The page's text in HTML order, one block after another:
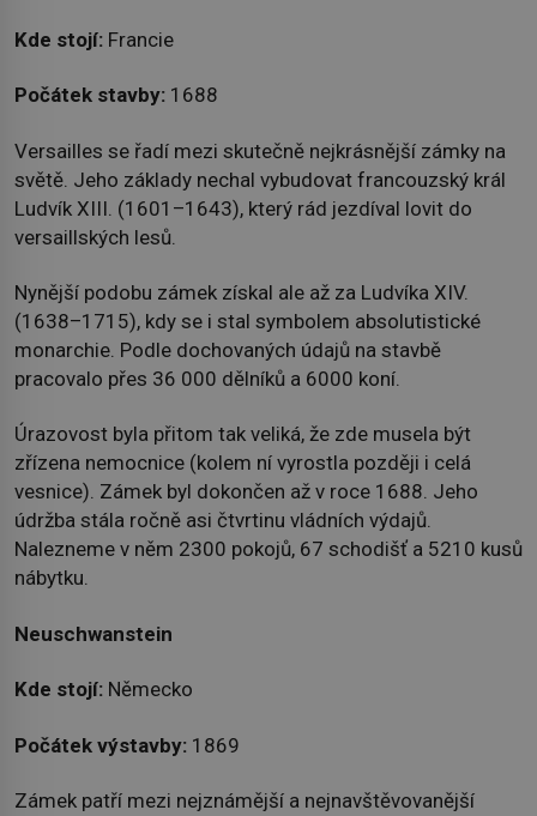
Kde stojí: Francie
Počátek stavby: 1688
Versailles se řadí mezi skutečně nejkrásnější zámky na
světě. Jeho základy nechal vybudovat francouzský král
Ludvík XIII. (1601–1643), který rád jezdíval lovit do
versaillských lesů.
Nynější podobu zámek získal ale až za Ludvíka XIV.
(1638–1715), kdy se i stal symbolem absolutistické
monarchie. Podle dochovaných údajů na stavbě
pracovalo přes 36 000 dělníků a 6000 koní.
Úrazovost byla přitom tak veliká, že zde musela být
zřízena nemocnice (kolem ní vyrostla později i celá
vesnice). Zámek byl dokončen až v roce 1688. Jeho
údržba stála ročně asi čtvrtinu vládních výdajů.
Nalezneme v něm 2300 pokojů, 67 schodišť a 5210 kusů
nábytku.
Neuschwanstein
Kde stojí: Německo
Počátek výstavby: 1869
Zámek patří mezi nejznámější a nejnavštěvovanější